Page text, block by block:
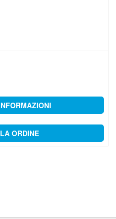
ORDINE